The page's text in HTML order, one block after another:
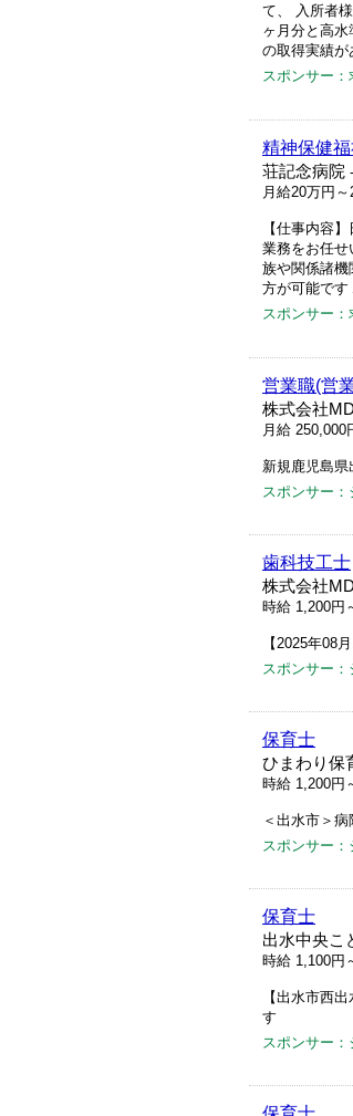
て、 入所者
ヶ月分と高
の取得実績
スポンサー：
精神保健
荘記念病院 -
月給20万円～
【仕事内容
業務をお任せ
族や関係諸機
方が可能で
スポンサー：
営業職(営
株式会社
月給 250,000
新規鹿児島県
スポンサー
歯科技工士
株式会社
時給 1,200円
【2025年08
スポンサー
保育士
ひまわり保
時給 1,200円
＜出水市＞
スポンサー
保育士
出水中央こ
時給 1,100円
【出水市西
す
スポンサー